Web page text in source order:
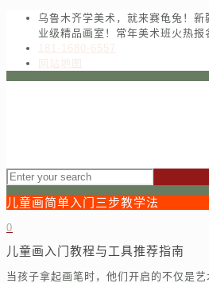
乌鲁木齐学美术，就来赛龟兔！
业级精品画室！常年美术班火热报
181-1680-6557
网站地图
儿童画简单入门三步教学法
0
儿童画入门教程与工具推荐指南
当孩子拿起画笔时，他们开启的不仅是艺